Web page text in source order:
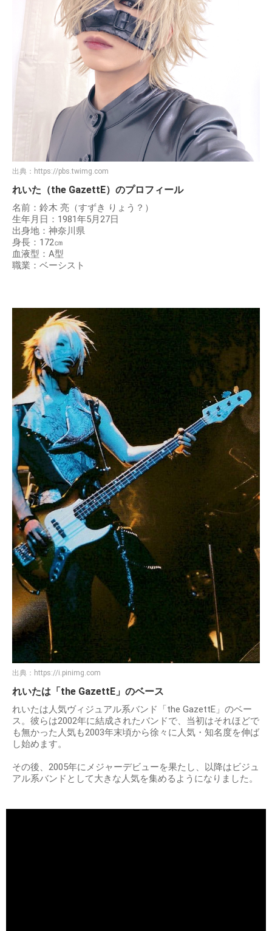
出典： https://pbs.twimg.com
れいた（the GazettE）のプロフィール
名前：鈴木 亮（すずき りょう？）
生年月日：1981年5月27日
出身地：神奈川県
身長：172㎝
血液型：A型
職業：ベーシスト
出典： https://i.pinimg.com
れいたは「the GazettE」のベース
れいたは人気ヴィジュアル系バンド「the GazettE」のベー
ス。彼らは2002年に結成されたバンドで、当初はそれほどで
も無かった人気も2003年末頃から徐々に人気・知名度を伸ば
し始めます。
その後、2005年にメジャーデビューを果たし、以降はビジュ
アル系バンドとして大きな人気を集めるようになりました。